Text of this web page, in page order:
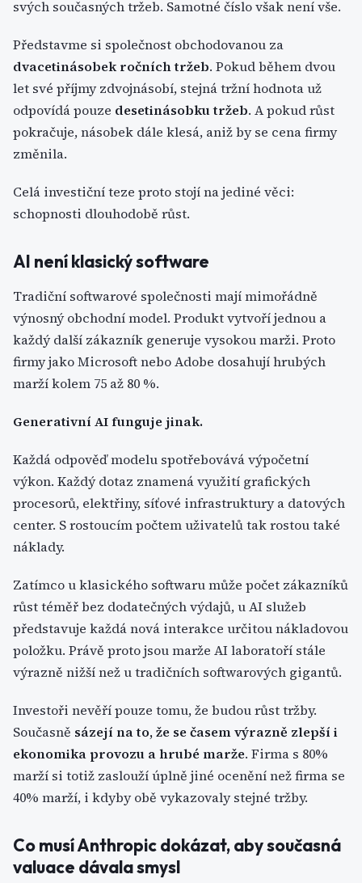
svých současných tržeb. Samotné číslo však není vše.
Představme si společnost obchodovanou za
dvacetinásobek ročních tržeb. Pokud během dvou
let své příjmy zdvojnásobí, stejná tržní hodnota už
odpovídá pouze desetinásobku tržeb. A pokud růst
pokračuje, násobek dále klesá, aniž by se cena firmy
změnila.
Celá investiční teze proto stojí na jediné věci:
schopnosti dlouhodobě růst.
AI není klasický software
Tradiční softwarové společnosti mají mimořádně
výnosný obchodní model. Produkt vytvoří jednou a
každý další zákazník generuje vysokou marži. Proto
firmy jako Microsoft nebo Adobe dosahují hrubých
marží kolem 75 až 80 %.
Generativní AI funguje jinak.
Každá odpověď modelu spotřebovává výpočetní
výkon. Každý dotaz znamená využití grafických
procesorů, elektřiny, síťové infrastruktury a datových
center. S rostoucím počtem uživatelů tak rostou také
náklady.
Zatímco u klasického softwaru může počet zákazníků
růst téměř bez dodatečných výdajů, u AI služeb
představuje každá nová interakce určitou nákladovou
položku. Právě proto jsou marže AI laboratoří stále
výrazně nižší než u tradičních softwarových gigantů.
Investoři nevěří pouze tomu, že budou růst tržby.
Současně sázejí na to, že se časem výrazně zlepší i
ekonomika provozu a hrubé marže. Firma s 80%
marží si totiž zaslouží úplně jiné ocenění než firma se
40% marží, i kdyby obě vykazovaly stejné tržby.
Co musí Anthropic dokázat, aby současná
valuace dávala smysl